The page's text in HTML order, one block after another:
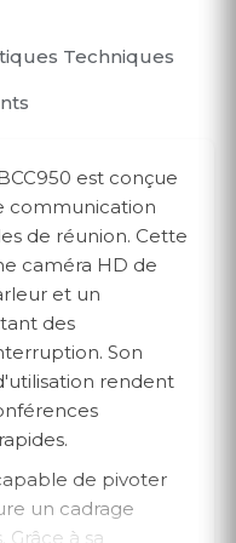
Techniques
est conçue
communication
de réunion. Cette
caméra HD de
et un
des
Son
rendent
de pivoter
un cadrage
à sa